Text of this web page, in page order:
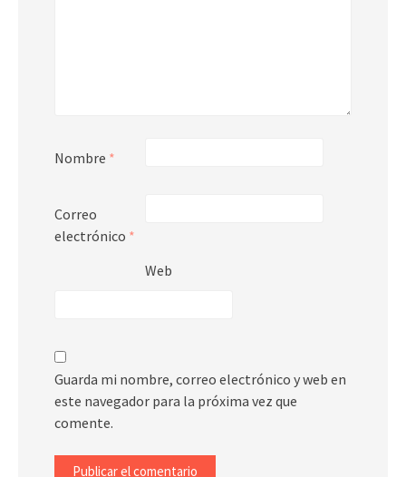
Nombre *
Correo
electrónico *
Web
Guarda mi nombre, correo electrónico y web en
este navegador para la próxima vez que
comente.